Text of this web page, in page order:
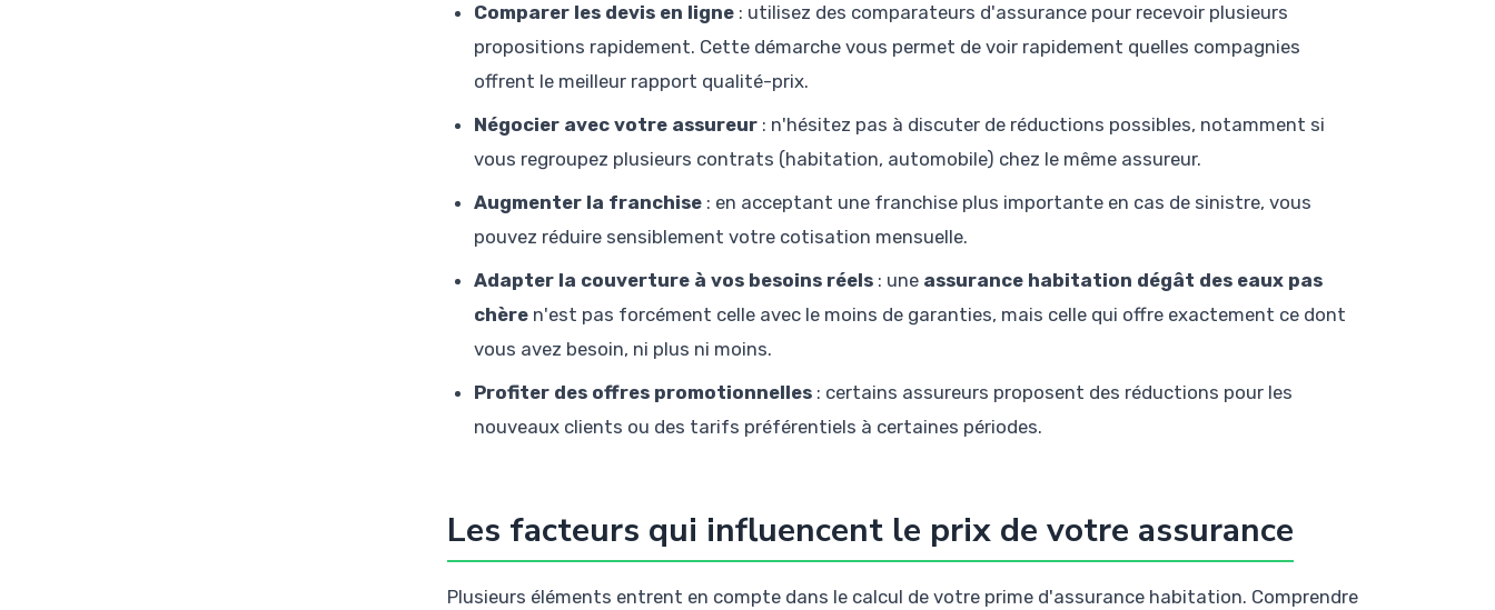
Comparer les devis en ligne : utilisez des comparateurs d'assurance pour recevoir plusieurs
propositions rapidement. Cette démarche vous permet de voir rapidement quelles compagnies
offrent le meilleur rapport qualité-prix.
Négocier avec votre assureur : n'hésitez pas à discuter de réductions possibles, notamment si
vous regroupez plusieurs contrats (habitation, automobile) chez le même assureur.
Augmenter la franchise : en acceptant une franchise plus importante en cas de sinistre, vous
pouvez réduire sensiblement votre cotisation mensuelle.
Adapter la couverture à vos besoins réels : une assurance habitation dégât des eaux pas
chère n'est pas forcément celle avec le moins de garanties, mais celle qui offre exactement ce dont
vous avez besoin, ni plus ni moins.
Profiter des offres promotionnelles : certains assureurs proposent des réductions pour les
nouveaux clients ou des tarifs préférentiels à certaines périodes.
Les facteurs qui influencent le prix de votre assurance
Plusieurs éléments entrent en compte dans le calcul de votre prime d'assurance habitation. Comprendre